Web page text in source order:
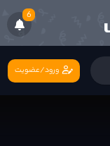
6
ورود/عضویت